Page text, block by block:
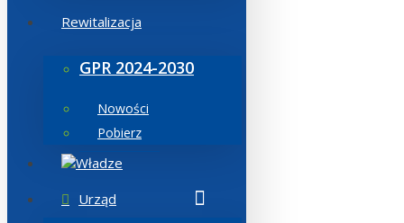
Rewitalizacja
GPR 2024-2030
Nowości
Pobierz
Władze
Urząd